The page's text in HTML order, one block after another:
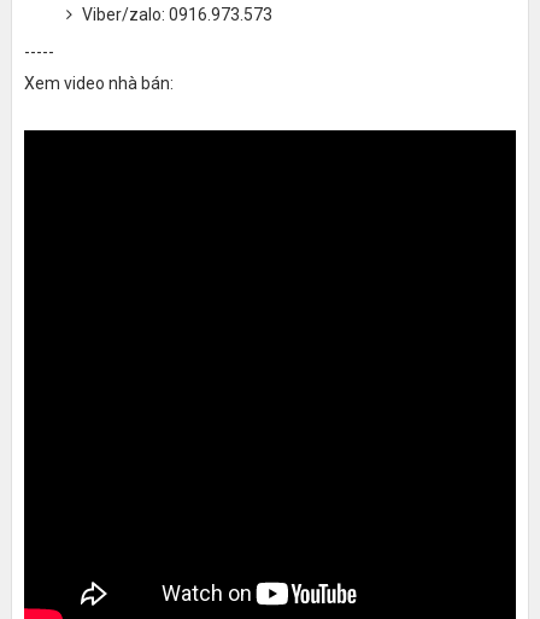
Viber/zalo: 0916.973.573
-----
Xem video nhà bán: